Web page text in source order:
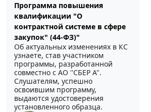
Программа повышения
квалификации "О
контрактной системе в сфере
закупок" (44-ФЗ)"
Об актуальных изменениях в КС
узнаете, став участником
программы, разработанной
совместно с АО ''СБЕР А".
Слушателям, успешно
освоившим программу,
выдаются удостоверения
установленного образца.